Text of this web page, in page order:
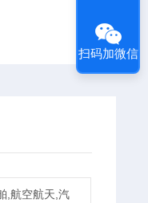
,航空航天,汽
扫码加微信